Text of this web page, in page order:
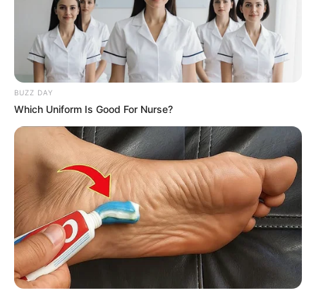
BUZZ DAY
Which Uniform Is Good For Nurse?